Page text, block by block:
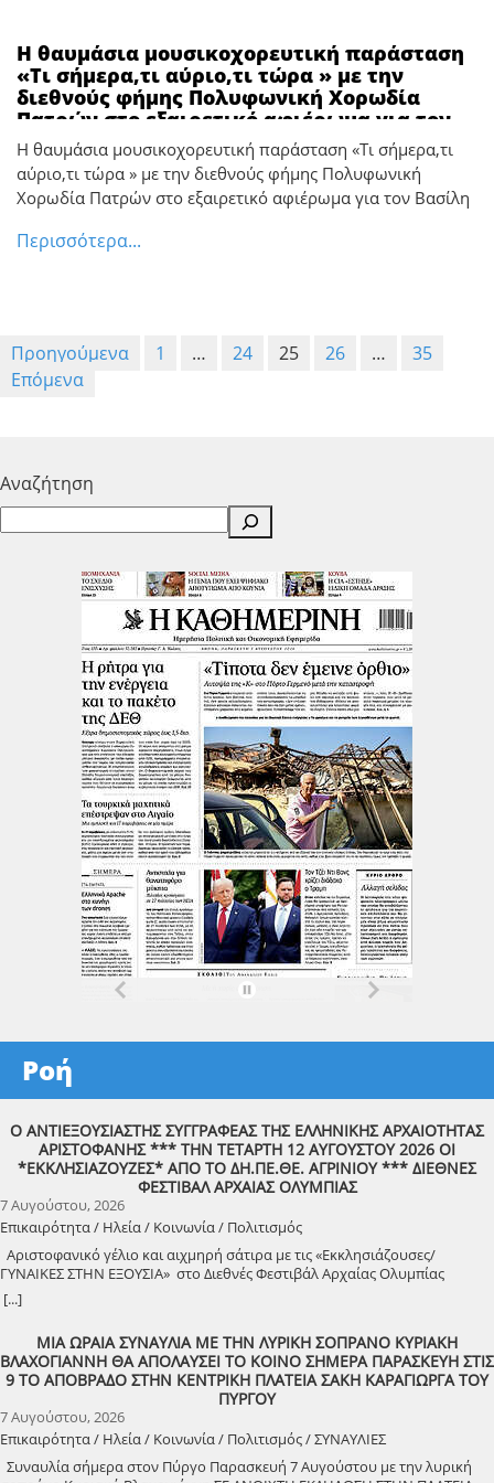
Η θαυμάσια μουσικοχορευτική παράσταση
«Τι σήμερα,τι αύριο,τι τώρα » με την
διεθνούς φήμης Πολυφωνική Χορωδία
Πατρών στο εξαιρετικό αφιέρωμα για τον
Βασίλη Τσιτσάνη *** ΜΠΡΑΒΟ ΣΤΟΥΣ
ΔΙΟΡΓΑΝΩΤΕΣ ΤΟΥ ΑΟΚΝΟΥ ΚΑΙ ΠΟΛΥΜΕΡΩΣ
ΔΡΩΝΤΟΣ ΠΟΛΙΤΙΣΤΙΚΟΥ ΣΥΛΛΟΓΟΥ
ΤΡΑΠΕΖΙΚΩΝ ΗΛΕΙΑΣ
Η θαυμάσια μουσικοχορευτική παράσταση «Τι σήμερα,τι
αύριο,τι τώρα » με την διεθνούς φήμης Πολυφωνική
Χορωδία Πατρών στο εξαιρετικό αφιέρωμα για τον Βασίλη
Περισσότερα...
Σελιδοποίηση
άρθρων
Προηγούμενα 1 … 24 25 26 …
35
Επόμενα
Αναζήτηση
Ροή
Ο ΑΝΤΙΕΞΟΥΣΙΑΣΤΗΣ ΣΥΓΓΡΑΦΕΑΣ ΤΗΣ ΕΛΛΗΝΙΚΗΣ ΑΡΧΑΙΟΤΗΤΑΣ
ΑΡΙΣΤΟΦΑΝΗΣ *** ΤΗΝ ΤΕΤΑΡΤΗ 12 ΑΥΓΟΥΣΤΟΥ 2026 ΟΙ
*ΕΚΚΛΗΣΙΑΖΟΥΖΕΣ* ΑΠΟ ΤΟ ΔΗ.ΠΕ.ΘΕ. ΑΓΡΙΝΙΟΥ *** ΔΙΕΘΝΕΣ
ΦΕΣΤΙΒΑΛ ΑΡΧΑΙΑΣ ΟΛΥΜΠΙΑΣ
7 Αυγούστου, 2026
Επικαιρότητα / Ηλεία / Κοινωνία / Πολιτισμός
Αριστοφανικό γέλιο και αιχμηρή σάτιρα με τις «Εκκλησιάζουσες/
ΓΥΝΑΙΚΕΣ ΣΤΗΝ ΕΞΟΥΣΙΑ» στο Διεθνές Φεστιβάλ Αρχαίας Ολυμπίας
Την Τετάρτη 12 Αυγούστου, στις 21:30, το Διεθνές Φεστιβάλ Αρχαίας
Ολυμπίας παρουσιάζει τις «Εκκλησιάζουσες» του Αριστοφάνη, σε
γεμάτη ευρηματικό χιούμορ και καυστική σάτιρα, που θέτει διαχρονικά
ερωτήματα για την εξουσία, τη δημοκρατία και την αναζήτηση μιας
δικαιότερης κοινωνίας. Τι μπορεί να συμβεί αν μια μέρα οι γυναίκες
αναλάβουν την διακυβέρνηση της χώρας; Την απάντηση θα
ανακαλύψουμε στις ΕΚΚΛΗΣΙΑΖΟΥΣΕΣ, την ανατρεπτική κωμωδία του
Αριστοφάνη, σε μια μουσική παράσταση γεμάτη φαντασία, χρώμα και
ρυθμό που ανεβαίνει με την σκηνοθετική υπογραφή του Θέμη
[...]
ΜΙΑ ΩΡΑΙΑ ΣΥΝΑΥΛΙΑ ΜΕ ΤΗΝ ΛΥΡΙΚΗ ΣΟΠΡΑΝΟ ΚΥΡΙΑΚΗ
ΒΛΑΧΟΓΙΑΝΝΗ ΘΑ ΑΠΟΛΑΥΣΕΙ ΤΟ ΚΟΙΝΟ ΣΗΜΕΡΑ ΠΑΡΑΣΚΕΥΗ ΣΤΙΣ
9 ΤΟ ΑΠΟΒΡΑΔΟ ΣΤΗΝ ΚΕΝΤΡΙΚΗ ΠΛΑΤΕΙΑ ΣΑΚΗ ΚΑΡΑΓΙΩΡΓΑ ΤΟΥ
ΠΥΡΓΟΥ
7 Αυγούστου, 2026
Επικαιρότητα / Ηλεία / Κοινωνία / Πολιτισμός / ΣΥΝΑΥΛΙΕΣ
Συναυλία σήμερα στον Πύργο Παρασκευή 7 Αυγούστου με την λυρική